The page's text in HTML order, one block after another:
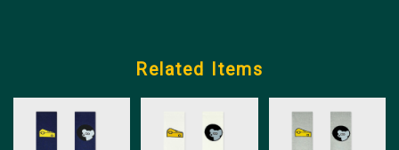
Related Items